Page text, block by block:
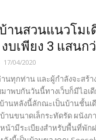
านสวนแนวโม
บเพียง 3 แสนก
17/04/2020
ทุกท่าน และผู้กำลังจะสร้า
าพบกันวันนี้ทางเว็บก็มีไอเ
านหลังนี้ลักณะเป็นบ้านชั้นเ
บ้านขนาดเล็กระทัดรัด ผนัง
น้ามีระเบียงสำหรับพื้นที่พั